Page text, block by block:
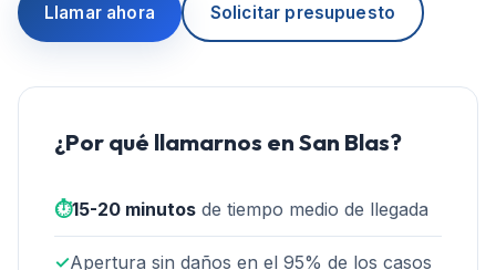
Llamar ahora Solicitar presupuesto
¿Por qué llamarnos enSan Blas?
⏱️15-20 minutos de tiempo medio de llegada
✓Apertura sin daños en el 95% de los casos